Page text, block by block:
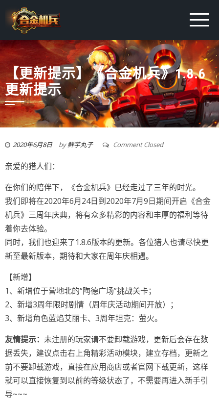
【更新提示】《合金机兵》1.8.6
更新提示
2020年6月8日 by鲜芋丸子 Comment Closed
亲爱的猎人们：
在你们的陪伴下，《合金机兵》已经走过了三年的时光。
我们即将在2020年6月24日到2020年7月9日期间开启《合金
机兵》三周年庆典，将有众多精彩的内容和丰厚的福利等待
着你去体验。
同时，我们也迎来了1.8.6版本的更新。各位猎人也请尽快更
新至最新版本，期待和大家在周年庆相遇。
【新增】
1、新增位于营地北的“陶德广场”挑战关卡；
2、新增3周年限时剧情（周年庆活动期间开放）；
3、新增角色蓝焰艾丽卡、3周年坦克：萤火。
友情提示： 未注册的玩家请不要卸载游戏，更新后会存在数
据丢失，建议点击右上角精彩活动模块，建立存档，更新之
前不要卸载游戏，直接在应用商店或者官网下载更新，这样
就可以直接恢复到以前的等级状态了，不需要再进入新手引
导~~~